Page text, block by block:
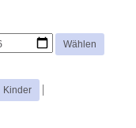
Lederhosen
|